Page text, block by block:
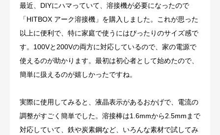
最近、DIYにハマっていて、溶接機が必要になったので
「HITBOX アーク溶接機」を購入しました。これが思った
以上に便利で、特に家庭で使うにはぴったりのサイズ感で
す。100Vと200Vの両方に対応しているので、家の電源で
使えるのが助かります。最初は初心者として始めたので、
簡単に扱えるのが嬉しかったですね。
実際に使用してみると、液晶表示があるおかげで、電流の
調整がすごく簡単でした。溶接棒は1.6mmから2.5mmまで
対応していて、鉄や炭素鋼など、いろんな素材で試してみ